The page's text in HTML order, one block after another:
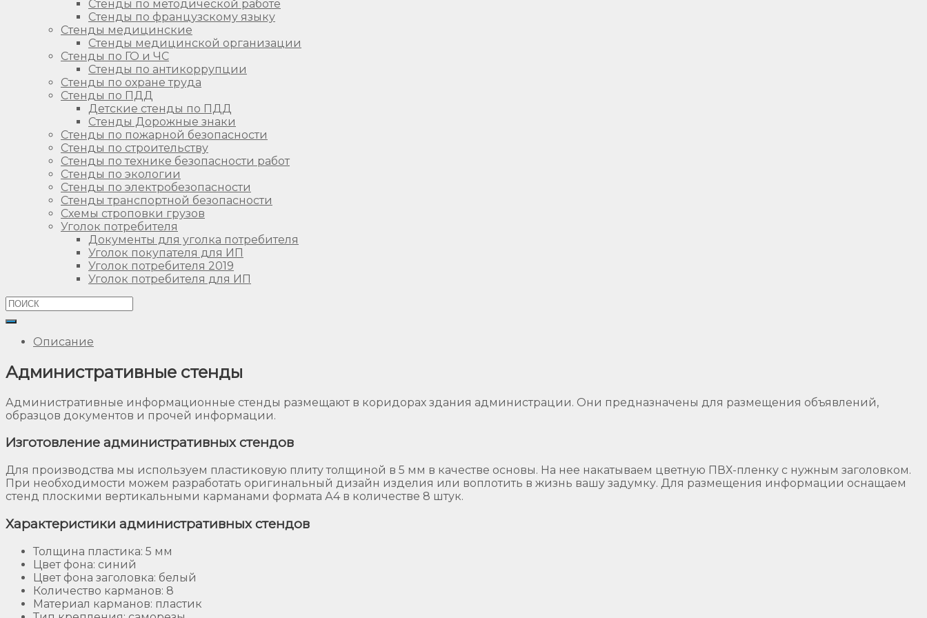
Стенды по методической работе
Стенды по французскому языку
Стенды медицинские
Стенды медицинской организации
Стенды по ГО и ЧС
Стенды по антикоррупции
Стенды по охране труда
Стенды по ПДД
Детские стенды по ПДД
Стенды Дорожные знаки
Стенды по пожарной безопасности
Стенды по строительству
Стенды по технике безопасности работ
Стенды по экологии
Стенды по электробезопасности
Стенды транспортной безопасности
Схемы строповки грузов
Уголок потребителя
Документы для уголка потребителя
Уголок покупателя для ИП
Уголок потребителя 2019
Уголок потребителя для ИП
Описание
Административные стенды
Административные информационные стенды размещают в коридорах здания администрации. Они предназначены для размещения объявлений,
образцов документов и прочей информации.
Изготовление административных стендов
Для производства мы используем пластиковую плиту толщиной в 5 мм в качестве основы. На нее накатываем цветную ПВХ-пленку с нужным заголовком.
При необходимости можем разработать оригинальный дизайн изделия или воплотить в жизнь вашу задумку. Для размещения информации оснащаем
стенд плоскими вертикальными карманами формата А4 в количестве 8 штук.
Характеристики административных стендов
Толщина пластика: 5 мм
Цвет фона: синий
Цвет фона заголовка: белый
Количество карманов: 8
Материал карманов: пластик